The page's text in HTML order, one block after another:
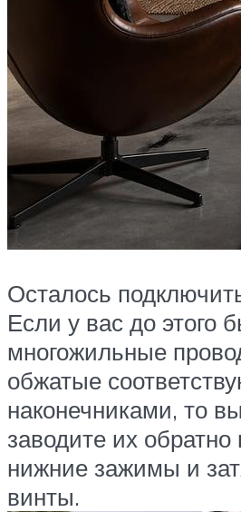
Осталось
Если у вас до этого
многожильные
обжатые
наконечниками, то
заводите их обратно
нижние зажимы и
винты.